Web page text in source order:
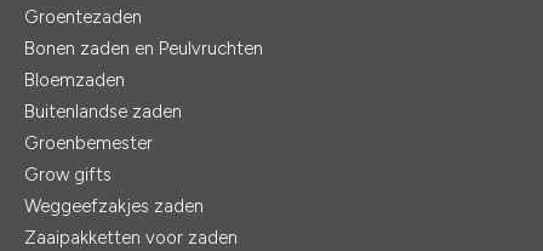
Groentezaden
Bonen zaden en Peulvruchten
Bloemzaden
Buitenlandse zaden
Groenbemester
Grow gifts
Weggeefzakjes zaden
Zaaipakketten voor zaden